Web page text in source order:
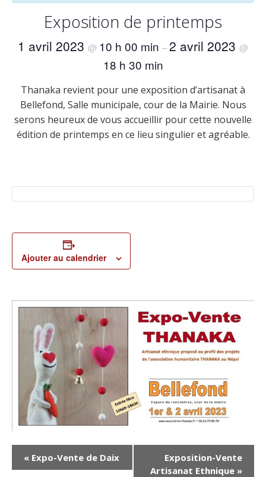
Exposition de printemps
1 avril 2023 @ 10 h 00 min –2 avril 2023 @
18 h 30 min
Thanaka revient pour une exposition d’artisanat à
Bellefond, Salle municipale, cour de la Mairie. Nous
serons heureux de vous accueillir pour cette nouvelle
édition de printemps en ce lieu singulier et agréable.
Ajouter au calendrier
N« Expo-Vente de Daix
Exposition-Vente
Artisanat Ethnique »